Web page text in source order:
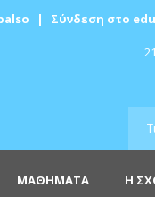
| Σύνδεση στο
ΜΑΘΗΜΑΤΑ Η